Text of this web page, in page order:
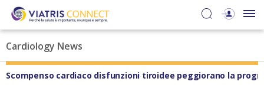
Cardiology News
Scompenso cardiaco disfunzioni tiroidee peggiorano la